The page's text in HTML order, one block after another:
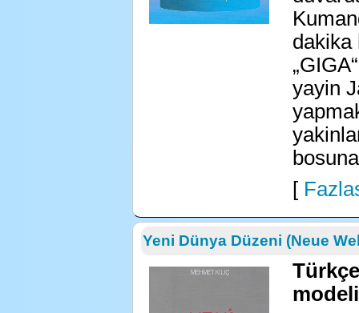
dakika
yayin
[
Yeni Dünya Düzeni (Neue
modeli